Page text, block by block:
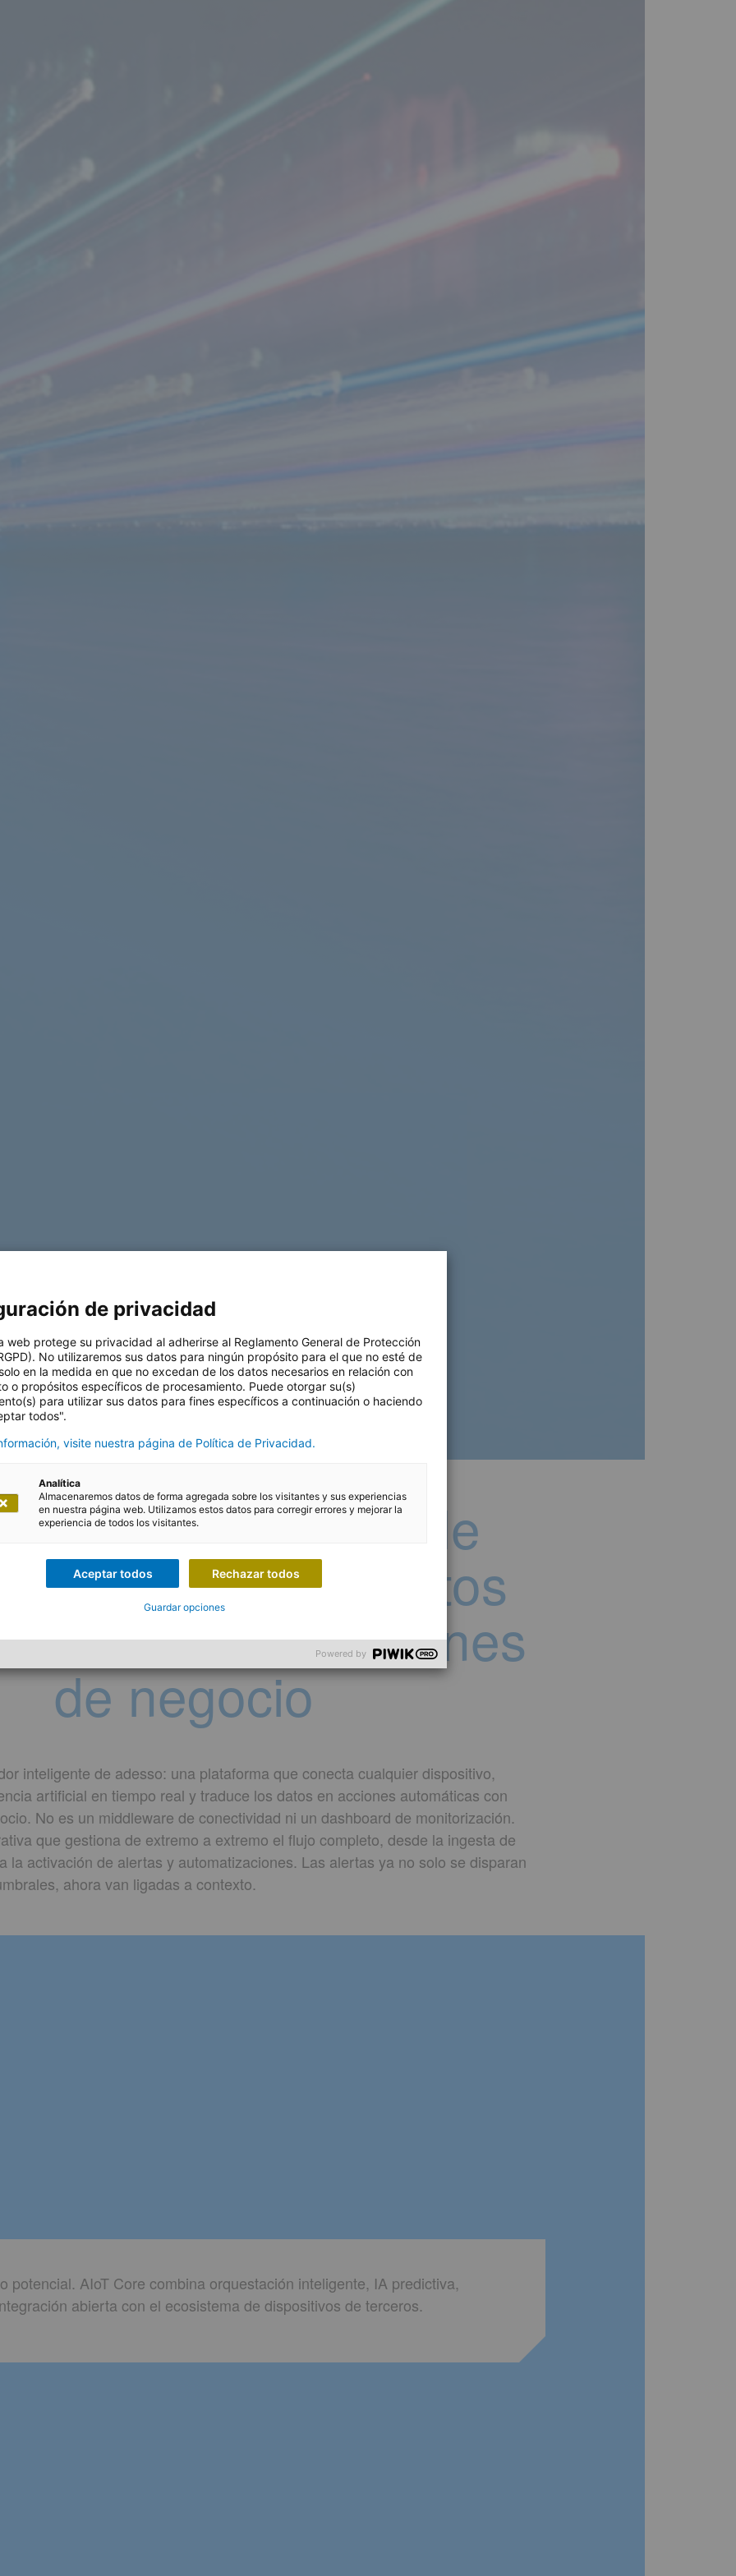
Aplicamos inteligencia.
IoT + IA de
que convierte datos
en decisiones
de negocio
inteligente de adesso: una plataforma que conecta cualquier dispositivo,
artificial en tiempo real y traduce los datos en acciones automáticas con
No es un middleware de conectividad ni un dashboard de monitorización.
que gestiona de extremo a extremo el flujo completo, desde la ingesta de
la activación de alertas y automatizaciones. Las alertas ya no solo se disparan
ahora van ligadas a contexto.
potencial. AIoT Core combina orquestación inteligente, IA predictiva,
abierta con el ecosistema de dispositivos de terceros.
de privacidad
web protege su privacidad al adherirse al Reglamento General de Protección
No utilizaremos sus datos para ningún propósito para el que no esté de
en la medida en que no excedan de los datos necesarios en relación con
o propósitos específicos de procesamiento. Puede otorgar su(s)
para utilizar sus datos para fines específicos a continuación o haciendo
todos".
visite nuestra página de Política de Privacidad.
Analítica
Almacenaremos datos de forma agregada sobre los visitantes y sus experiencias
en nuestra página web. Utilizamos estos datos para corregir errores y mejorar la
experiencia de todos los visitantes.
Aceptar todos Rechazar todos
Guardar opciones
Powered by